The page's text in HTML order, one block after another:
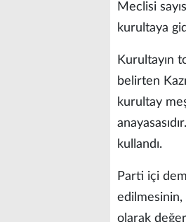
Meclisi
kurultaya
Kurultayın
belirten
kurultay
kullandı.
Parti içi
edilmesinin,
olarak